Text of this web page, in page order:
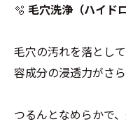
🫧 毛穴洗浄（ハイド
毛穴の汚れを落とし
容成分の浸透力がさ
つるんとなめらかで